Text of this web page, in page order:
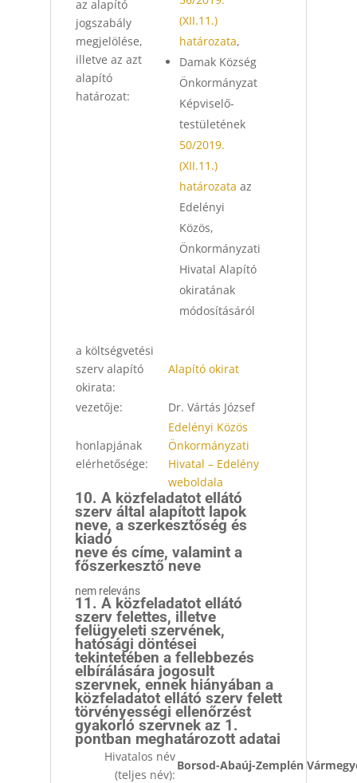
az alapító
jogszabály
megjelölése,
illetve az azt
alapító
határozat:
(XII.11.)
határozata,
Damak Község
Önkormányzat
Képviselő-
testületének
50/2019.
(XII.11.)
határozata az
Edelényi
Közös,
Önkormányzati
Hivatal Alapító
okiratának
módosításáról
a költségvetési
szerv alapító
okirata:
Alapító okirat
vezetője: Dr. Vártás József
honlapjának
elérhetősége:
Edelényi Közös
Önkormányzati
Hivatal – Edelény
weboldala
10. A közfeladatot ellátó
szerv által alapított lapok
neve, a szerkesztőség és
kiadó
neve és címe, valamint a
főszerkesztő neve
nem releváns
11. A közfeladatot ellátó
szerv felettes, illetve
felügyeleti szervének,
hatósági döntései
tekintetében a fellebbezés
elbírálására jogosult
szervnek, ennek hiányában a
közfeladatot ellátó szerv felett
törvényességi ellenőrzést
gyakorló szervnek az 1.
pontban meghatározott adatai
Hivatalos név
(teljes név):
Borsod-Abaúj-Zemplén